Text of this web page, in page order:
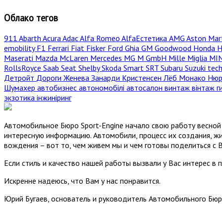
Облако тегов
911 Abarth Acura AdacAlfa Romeo AlfaЕстетика AMG Aston
emobilityF1 Ferrari Fiat Fisker Ford Ghia GM Goodwood Honda
Maserati Mazda McLaren Mercedes MG M GmbH Mille Miglia
RollsRoyce Saab Seat ShelbySkoda Smart SRT Subaru Suzuki
Детройт Дороги Женева Занарди Кристенсен Лёб Монако
Шумахер автобизнес автономобілі автосалон винтаж вінтаж
экзотика інжиніринг
Автомобильное Бюро Sport-Engine начало свою работу
интересную информацию. Автомобили, процесс их создания,
вождения – вот то, чем живем мы и чем готовы поделиться с
Если стиль и качество нашей работы вызвали у Вас интерес в
Искренне надеюсь, что Вам у нас понравится.
Юрий Бугаев, основатель и руководитель Автомобильного